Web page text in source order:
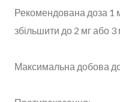
Рекомендована доза 1
збільшити до 2 мг або 3
Максимальна добова